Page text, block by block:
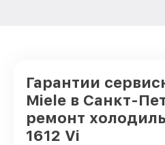
Гарантии
Miele в Санкт-
ремонт
1612 Vi